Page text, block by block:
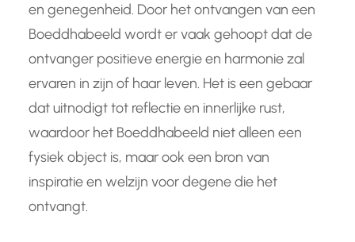
en genegenheid. Door het ontvangen van een
Boeddhabeeld wordt er vaak gehoopt dat de
ontvanger positieve energie en harmonie zal
ervaren in zijn of haar leven. Het is een gebaar
dat uitnodigt tot reflectie en innerlijke rust,
waardoor het Boeddhabeeld niet alleen een
fysiek object is, maar ook een bron van
inspiratie en welzijn voor degene die het
ontvangt.